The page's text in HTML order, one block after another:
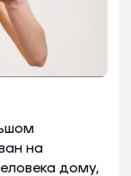
на
дому,